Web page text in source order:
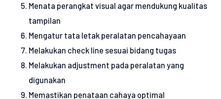
Menata perangkat visual agar mendukung kualitas
tampilan
Mengatur tata letak peralatan pencahayaan
Melakukan check line sesuai bidang tugas
Melakukan adjustment pada peralatan yang
digunakan
Memastikan penataan cahaya optimal